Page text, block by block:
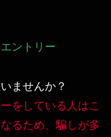
ントリー
ませんか？
をしている人はこ
るため、騙しが多